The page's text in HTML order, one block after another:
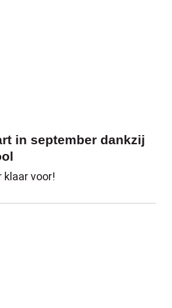
in september dankzij
klaar voor!